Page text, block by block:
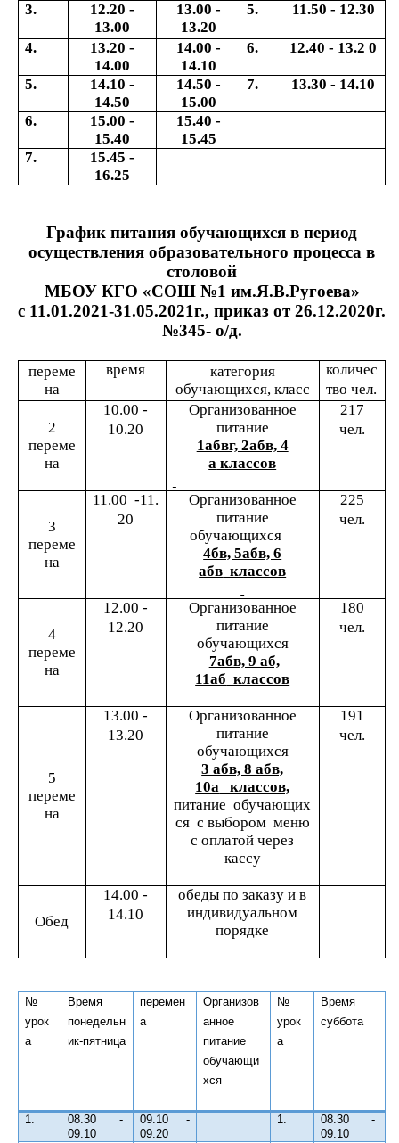
3.
12.20 -
13.00
13.00 -
13.20
5. 11.50 - 12.30
4.
13.20 -
14.00
14.00 -
14.10
6. 12.40 - 13.2 0
5.
14.10 -
14.50
14.50 -
15.00
7. 13.30 - 14.10
6.
15.00 -
15.40
15.40 -
15.45
7.
15.45 -
16.25
График питания обучающихся в период
осуществления образовательного процесса в
столовой
МБОУ КГО «СОШ №1 им.Я.В.Ругоева»
с 11.01.2021-31.05.2021г., приказ от 26.12.2020г.
№345- о/д.
переме
на
время
категория
обучающихся, класс
количес
тво чел.
2
переме
на
10.00 -
10.20
Организованное
питание
1абвг, 2абв, 4
а классов
217
чел.
3
переме
на
11.00 -11.
20
Организованное
питание
обучающихся
4бв, 5абв, 6
абв классов
225
чел.
4
переме
на
12.00 -
12.20
Организованное
питание
обучающихся
7абв, 9 аб,
11аб классов
180
чел.
5
переме
на
13.00 -
13.20
Организованное
питание
обучающихся
3 абв, 8 абв,
10а классов,
питание обучающих
ся с выбором меню
с оплатой через
кассу
191
чел.
Обед
14.00 -
14.10
обеды по заказу и в
индивидуальном
порядке
№
урок
а
Время
понедельн
ик-пятница
перемен
а
Организов
анное
питание
обучающи
хся
№
урок
а
Время
суббота
1.
08.30 -
09.10
09.10 -
09.20
1.
08.30 -
09.10